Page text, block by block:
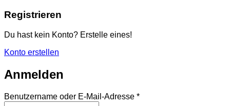
Registrieren
Du hast kein Konto? Erstelle eines!
Konto erstellen
Anmelden
Benutzername oder E-Mail-Adresse *Erforderlich